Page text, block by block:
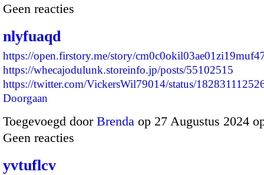
Geen reacties
nlyfuaqd
https://open.firstory.me/story/
https://whecajodulunk.storeinfo.jp/posts/55102515
https://twitter.com/VickersWil79014/status/
Doorgaan
Toegevoegd door Brenda op 27 Augustus 2024
Geen reacties
yvtuflcv